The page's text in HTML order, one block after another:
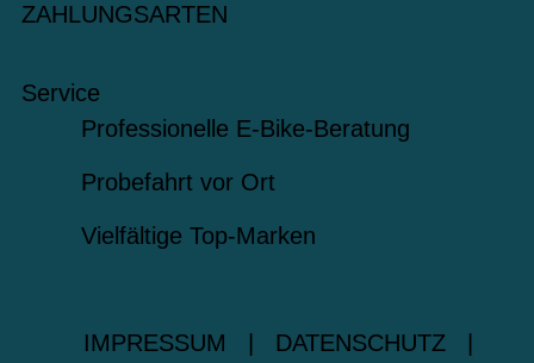
ZAHLUNGSARTEN
Service
Professionelle E-Bike-Beratung
Probefahrt vor Ort
Vielfältige Top-Marken
IMPRESSUM DATENSCHUTZ